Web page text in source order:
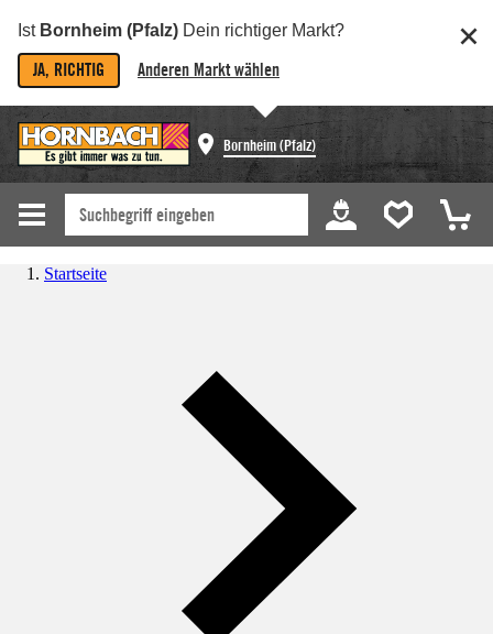
Ist Bornheim (Pfalz) Dein richtiger Markt?
JA, RICHTIG Anderen Markt wählen
Bornheim (Pfalz)
Startseite